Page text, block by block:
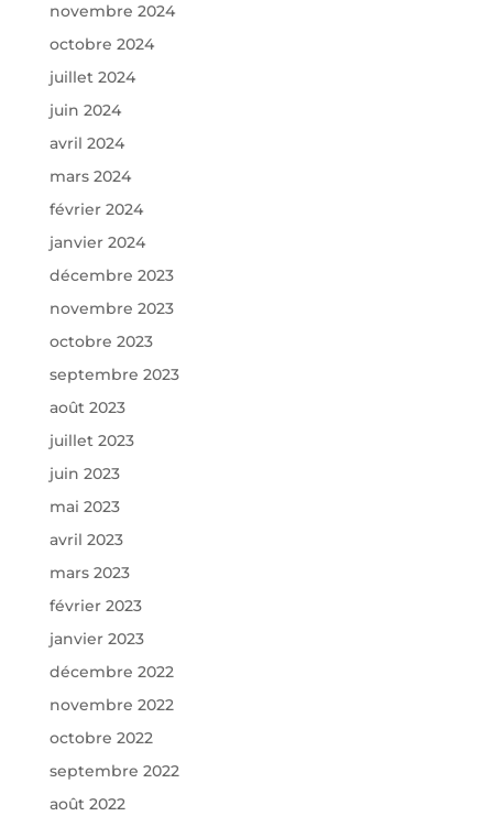
novembre 2024
octobre 2024
juillet 2024
juin 2024
avril 2024
mars 2024
février 2024
janvier 2024
décembre 2023
novembre 2023
octobre 2023
septembre 2023
août 2023
juillet 2023
juin 2023
mai 2023
avril 2023
mars 2023
février 2023
janvier 2023
décembre 2022
novembre 2022
octobre 2022
septembre 2022
août 2022